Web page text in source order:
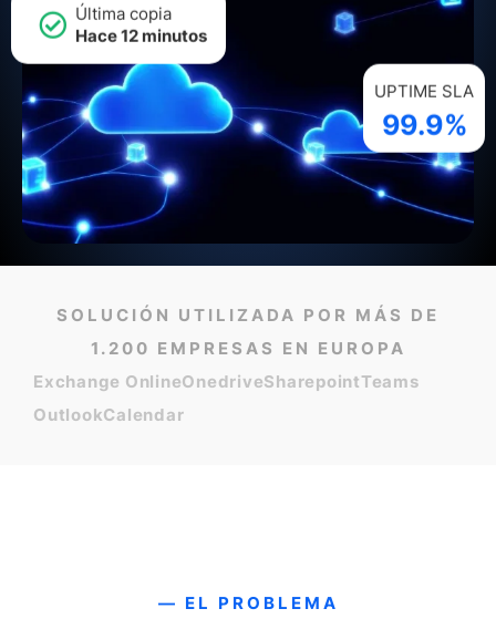
UPTIME SLA
99.9%
Última copia
Hace 12 minutos
SOLUCIÓN UTILIZADA POR MÁS DE
1.200 EMPRESAS EN EUROPA
Exchange OnlineOnedriveSharepointTeams
OutlookCalendar
— EL PROBLEMA